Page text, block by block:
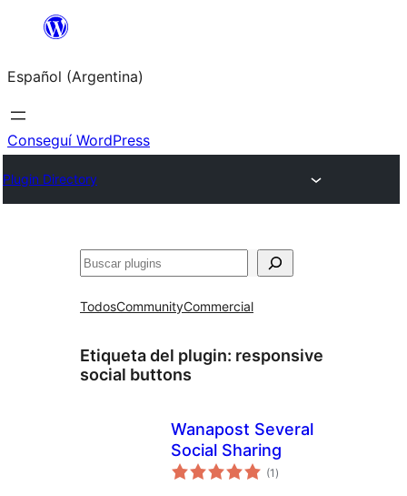
Saltar
contenido
Español (Argentina)
Conseguí WordPress
Plugin Directory
Buscar
TodosCommunityCommercial
Etiqueta del plugin: responsive
social buttons
Wanapost Several
Social Sharing
(1 total
de
)